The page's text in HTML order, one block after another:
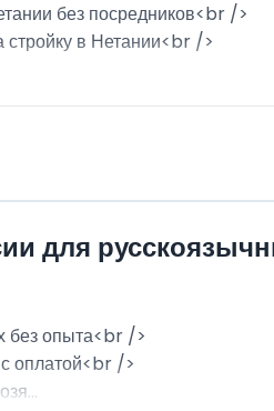
без посредников<br />
стройку в Нетании<br />
для
без опыта<br />
оплатой<br />